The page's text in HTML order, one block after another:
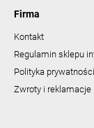
Firma
Kontakt
Regulamin sklepu
Polityka
Zwroty i reklamacje